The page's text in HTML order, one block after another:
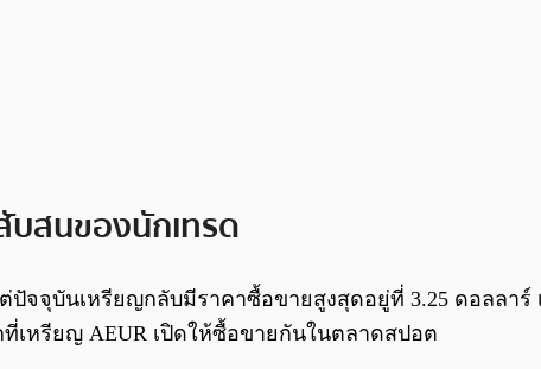
บสนของนักเทรด
ปัจจุบันเหรียญกลับมีราคาซื้อขายสูงสุดอยู่ที่ 3.25 ดอลลา
เหรียญ AEUR เปิดให้ซื้อขายกันในตลาดสปอต